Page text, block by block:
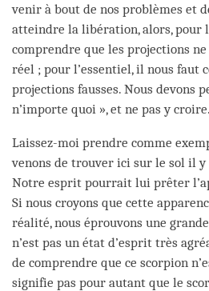
venir à bout de nos problèmes et
atteindre la libération, alors, pour
comprendre que les projections
réel ; pour l’essentiel, il nous faut
projections fausses. Nous devons
n’importe quoi », et ne pas y
Laissez-moi prendre comme
venons de trouver ici sur le sol il
Notre esprit pourrait lui prêter
Si nous croyons que cette
réalité, nous éprouvons une
n’est pas un état d’esprit très
de comprendre que ce scorpion
signifie pas pour autant que le